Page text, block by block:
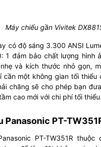
Máy chiếu gần Vivitek
có độ sáng 3.300 ANSI
1 đảm bảo chất lượng hình
và kích thước nhỏ gọn,
cần một không gian tối thiểu
chăng sẽ cho phép bạn
cao mới với chi phí tối thiểu.
Panasonic PT-
PT-TW351R thuộc